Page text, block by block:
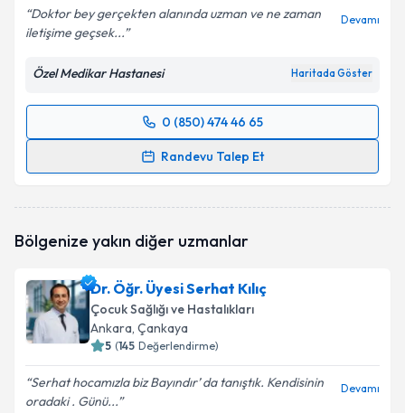
Doktor bey gerçekten alanında uzman ve ne zaman
iletişime geçsek...
Devamı
Özel Medikar Hastanesi Haritada Göster
0 (850) 474 46 65
Randevu Talep Et
Randevu Takvimi Talebi
oluşturun. Size bu uzmandan randevu almanız için bir
Kişisel verilerimin işlenmesine ilişkin
Metni'ni okudum ve kişisel verilerimin belirtilen
kapsamda işlenmesini kabul ediyorum.
Bölgenize yakın diğer uzmanlar
Dr. Öğr. Üyesi Serhat Kılıç
Çocuk Sağlığı ve Hastalıkları
Ankara, Çankaya
5 (145 Değerlendirme)
Serhat hocamızla biz Bayındır’ da tanıştık. Kendisinin
oradaki . Günü...
Devamı